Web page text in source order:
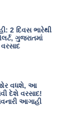
2 દિવસ ભારેથી
ગુજરાતમાં
વધશે, આ
દેશે વરસાદ!
આગાહી